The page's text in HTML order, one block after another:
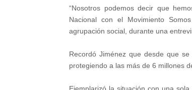
“Nosotros podemos decir que
Nacional con el Movimiento
agrupación social, durante una
Recordó Jiménez que desde que
protegiendo a las más de 6 millones